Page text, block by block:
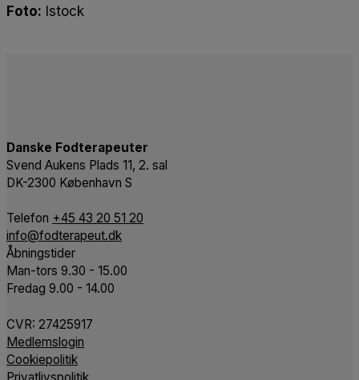
Foto: Istock
Danske Fodterapeuter
Svend Aukens Plads 11, 2. sal
DK-2300 København S
Telefon +45 43 20 51 20
info@fodterapeut.dk
Åbningstider
Man-tors 9.30 - 15.00
Fredag 9.00 - 14.00
CVR: 27425917
Medlemslogin
Cookiepolitik